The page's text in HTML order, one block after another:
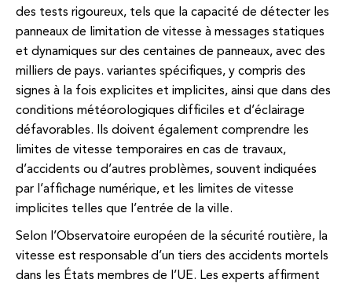
des tests rigoureux, tels que la capacité de détecter les
panneaux de limitation de vitesse à messages statiques
et dynamiques sur des centaines de panneaux, avec des
milliers de pays. variantes spécifiques, y compris des
signes à la fois explicites et implicites, ainsi que dans des
conditions météorologiques difficiles et d’éclairage
défavorables. Ils doivent également comprendre les
limites de vitesse temporaires en cas de travaux,
d’accidents ou d’autres problèmes, souvent indiquées
par l’affichage numérique, et les limites de vitesse
implicites telles que l’entrée de la ville.
Selon l’Observatoire européen de la sécurité routière, la
vitesse est responsable d’un tiers des accidents mortels
dans les États membres de l’UE. Les experts affirment